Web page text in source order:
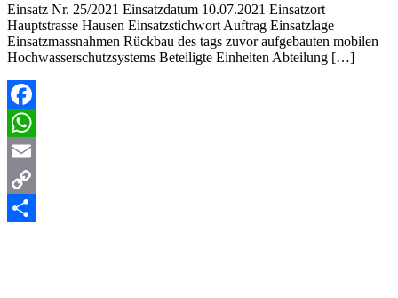
Einsatz Nr. 25/2021 Einsatzdatum 10.07.2021 Einsatzort
Hauptstrasse Hausen Einsatzstichwort Auftrag Einsatzlage
Einsatzmassnahmen Rückbau des tags zuvor aufgebauten mobilen
Hochwasserschutzsystems Beteiligte Einheiten Abteilung […]
Facebook
WhatsApp
Email
Copy